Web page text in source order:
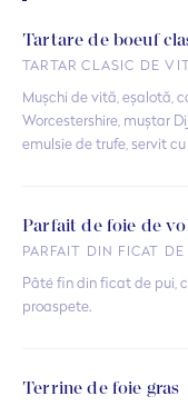
Tartare de boeuf
TARTAR CLASIC DE
Mușchi de vită, eșalotă,
Worcestershire, muștar
emulsie de trufe, servit
Parfait de foie de
PARFAIT DIN FICAT DE
Pâté fin din ficat de pui,
proaspete.
Terrine de foie gras